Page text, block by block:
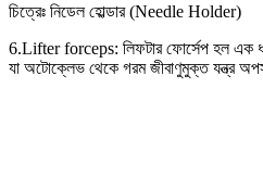
চিত্রেঃ নিডেল হোল্ডার (Needle Holder)
6.Lifter forceps: লিফটার ফোর্সেপ হল এক
যা অটোক্লেভ থেকে গরম জীবাণুমুক্ত যন্ত্র